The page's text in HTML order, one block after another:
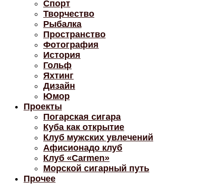
Спорт
Творчество
Рыбалка
Пространство
Фотография
История
Гольф
Яхтинг
Дизайн
Юмор
Проекты
Погарская сигара
Куба как открытие
Клуб мужских увлечений
Афисионадо клуб
Клуб «Carmen»
Морской сигарный путь
Прочее